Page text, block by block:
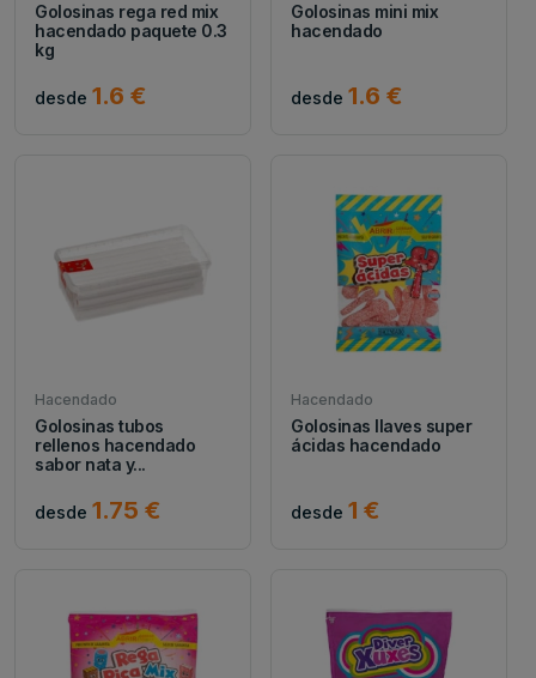
Golosinas rega red mix
hacendado paquete 0.3
kg
desde 1.6 €
Golosinas mini mix
hacendado
desde 1.6 €
Hacendado
Golosinas tubos
rellenos hacendado
sabor nata y...
desde 1.75 €
Hacendado
Golosinas llaves super
ácidas hacendado
desde 1 €